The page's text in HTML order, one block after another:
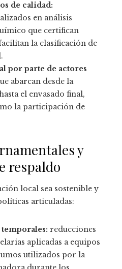
de calidad:
en análisis
que certifican
la clasificación de
por parte de actores
abarcan desde la
el envasado final,
la participación de
y
respaldo
local sea sostenible y
articuladas:
reducciones
aplicadas a equipos
utilizados por la